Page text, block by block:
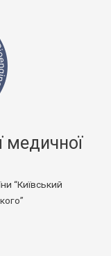
медичної
“Київський